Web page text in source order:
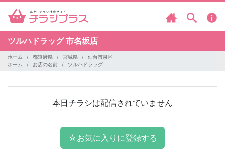
ツルハドラッグ市名坂店
ホーム 都道府県 宮城県
仙台市泉区
ホーム
お店の名前 ツルハドラッグ
本日チラシは配信されていません